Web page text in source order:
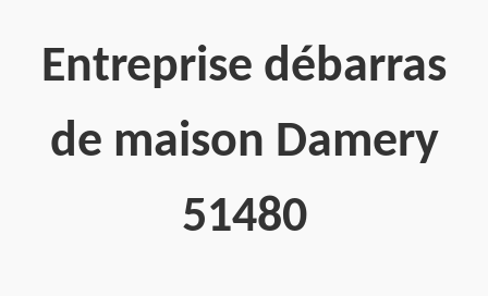
Entreprise débarras
de maison Damery
51480